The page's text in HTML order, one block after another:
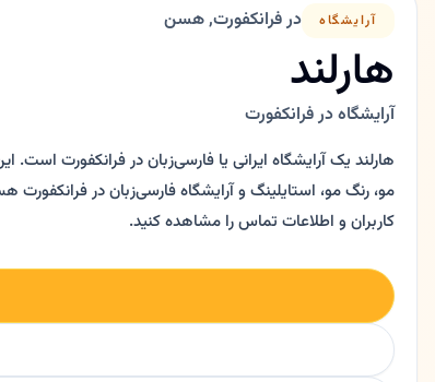
آرایشگاه در فرانکفورت, هسن
هارلند
آرایشگاه در فرانکفورت
هارلند یک آرایشگاه ایرانی یا فارسی‌زبان در فرانکفورت
کاربران و اطلاعات تماس را مشاهده کنید.